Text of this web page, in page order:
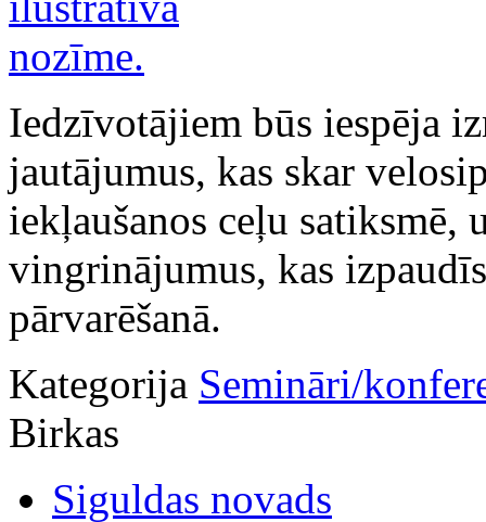
Iedzīvotājiem būs iespēja
jautājumus, kas skar
iekļaušanos ceļu satiksmē,
vingrinājumus, kas
pārvarēšanā.
Kategorija Semināri/
Birkas
Siguldas novads